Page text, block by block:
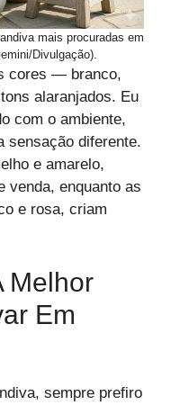
mais procuradas em
Divulgação).
cores — branco,
alaranjados. Eu
com o ambiente,
sensação diferente.
e amarelo,
venda, enquanto as
e rosa, criam
Melhor
Em
sempre prefiro